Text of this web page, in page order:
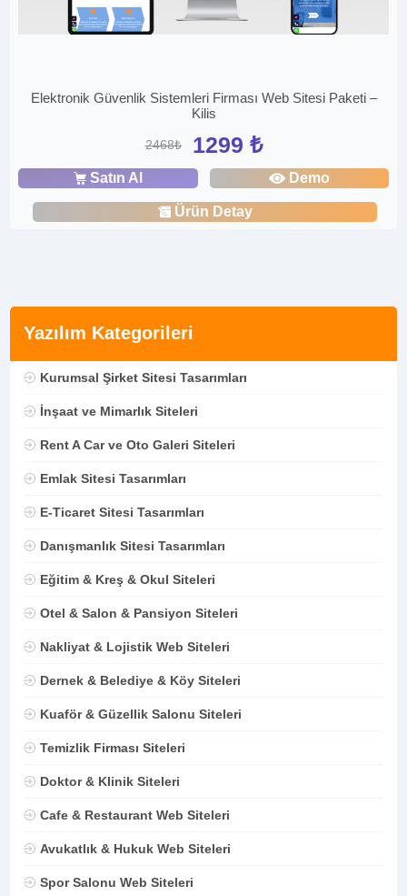
Yazılım Kategorileri
Kurumsal Şirket Sitesi Tasarımları
İnşaat ve Mimarlık Siteleri
Rent A Car ve Oto Galeri Siteleri
Emlak Sitesi Tasarımları
E-Ticaret Sitesi Tasarımları
Danışmanlık Sitesi Tasarımları
Eğitim & Kreş & Okul Siteleri
Otel & Salon & Pansiyon Siteleri
Nakliyat & Lojistik Web Siteleri
Dernek & Belediye & Köy Siteleri
Kuaför & Güzellik Salonu Siteleri
Temizlik Firması Siteleri
Doktor & Klinik Siteleri
Cafe & Restaurant Web Siteleri
Avukatlık & Hukuk Web Siteleri
Spor Salonu Web Siteleri
Elektronik Güvenlik Sistemleri Firması Web Sitesi Paketi –
Kilis
2468₺ 1299 ₺
Satın Al Demo
Ürün Detay